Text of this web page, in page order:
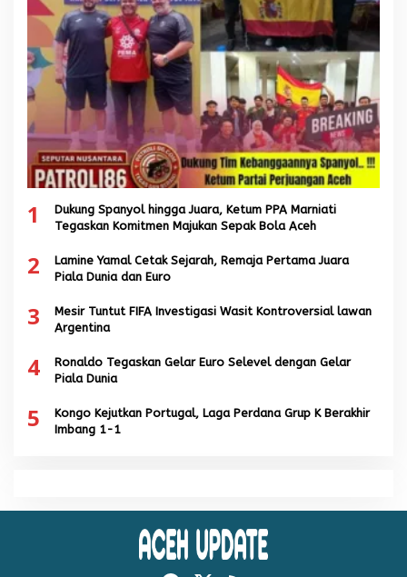
1
Dukung Spanyol hingga Juara, Ketum PPA Marniati
Tegaskan Komitmen Majukan Sepak Bola Aceh
2
Lamine Yamal Cetak Sejarah, Remaja Pertama Juara
Piala Dunia dan Euro
3
Mesir Tuntut FIFA Investigasi Wasit Kontroversial lawan
Argentina
4
Ronaldo Tegaskan Gelar Euro Selevel dengan Gelar
Piala Dunia
5
Kongo Kejutkan Portugal, Laga Perdana Grup K Berakhir
Imbang 1-1